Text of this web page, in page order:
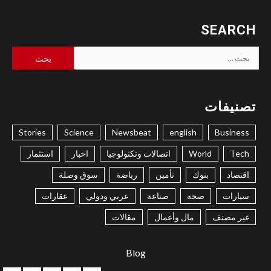
SEARCH
البحث
عن:
تصنيفات
Business
english
Newsbeat
Science
Stories
Tech
World اتصالات وتكنولوجيا اخبار استثمار
اقتصاد بنوك تأمين رياضة سوق وصلة
سيارات صحة صناعة عربي ودولي عقارات
غير مصنف مال وأعمال مقالات
Blog